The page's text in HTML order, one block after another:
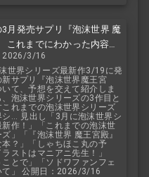
3月発売サプリ『泡沫世界 魔
これまでにわかった内容を
えて紹介
2026/3/16
世界シリーズ最新作3/19に発
新サプリ『泡沫世界魔王宮
いて、予想を交えて紹介しま
泡沫世界シリーズの3作目と
これまでの泡沫世界シリーズ
シ... 見出し「3月に泡沫世界シ
新作！」「これまでの泡沫世
」「『泡沫世界 魔王宮殿』
本？」「しゃちほこ丸の予
ストはマニアニ先生！」
ことで」「ソドワファンフェ
て」 公開日：2026/3/16